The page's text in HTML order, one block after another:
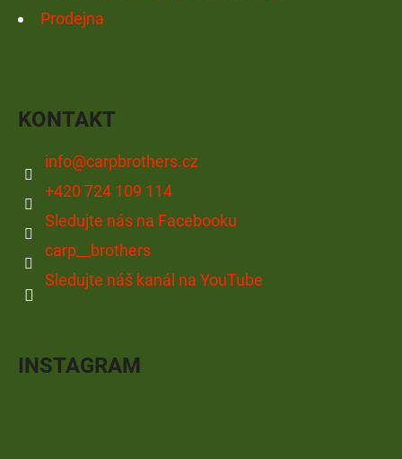
Prodejna
KONTAKT
info@carpbrothers.cz
+420 724 109 114
Sledujte nás na Facebooku
carp__brothers
Sledujte náš kanál na YouTube
INSTAGRAM